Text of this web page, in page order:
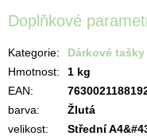
Doplňkové
Kategorie:
Dárkové tašky
Hmotnost:
1 kg
EAN:
barva:
Žlutá
velikost:
Střední